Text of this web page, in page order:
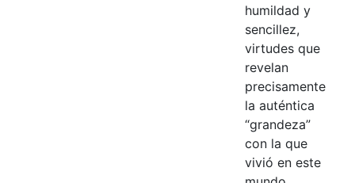
humildad y
sencillez,
virtudes que
revelan
precisamente
la auténtica
“grandeza”
con la que
vivió en este